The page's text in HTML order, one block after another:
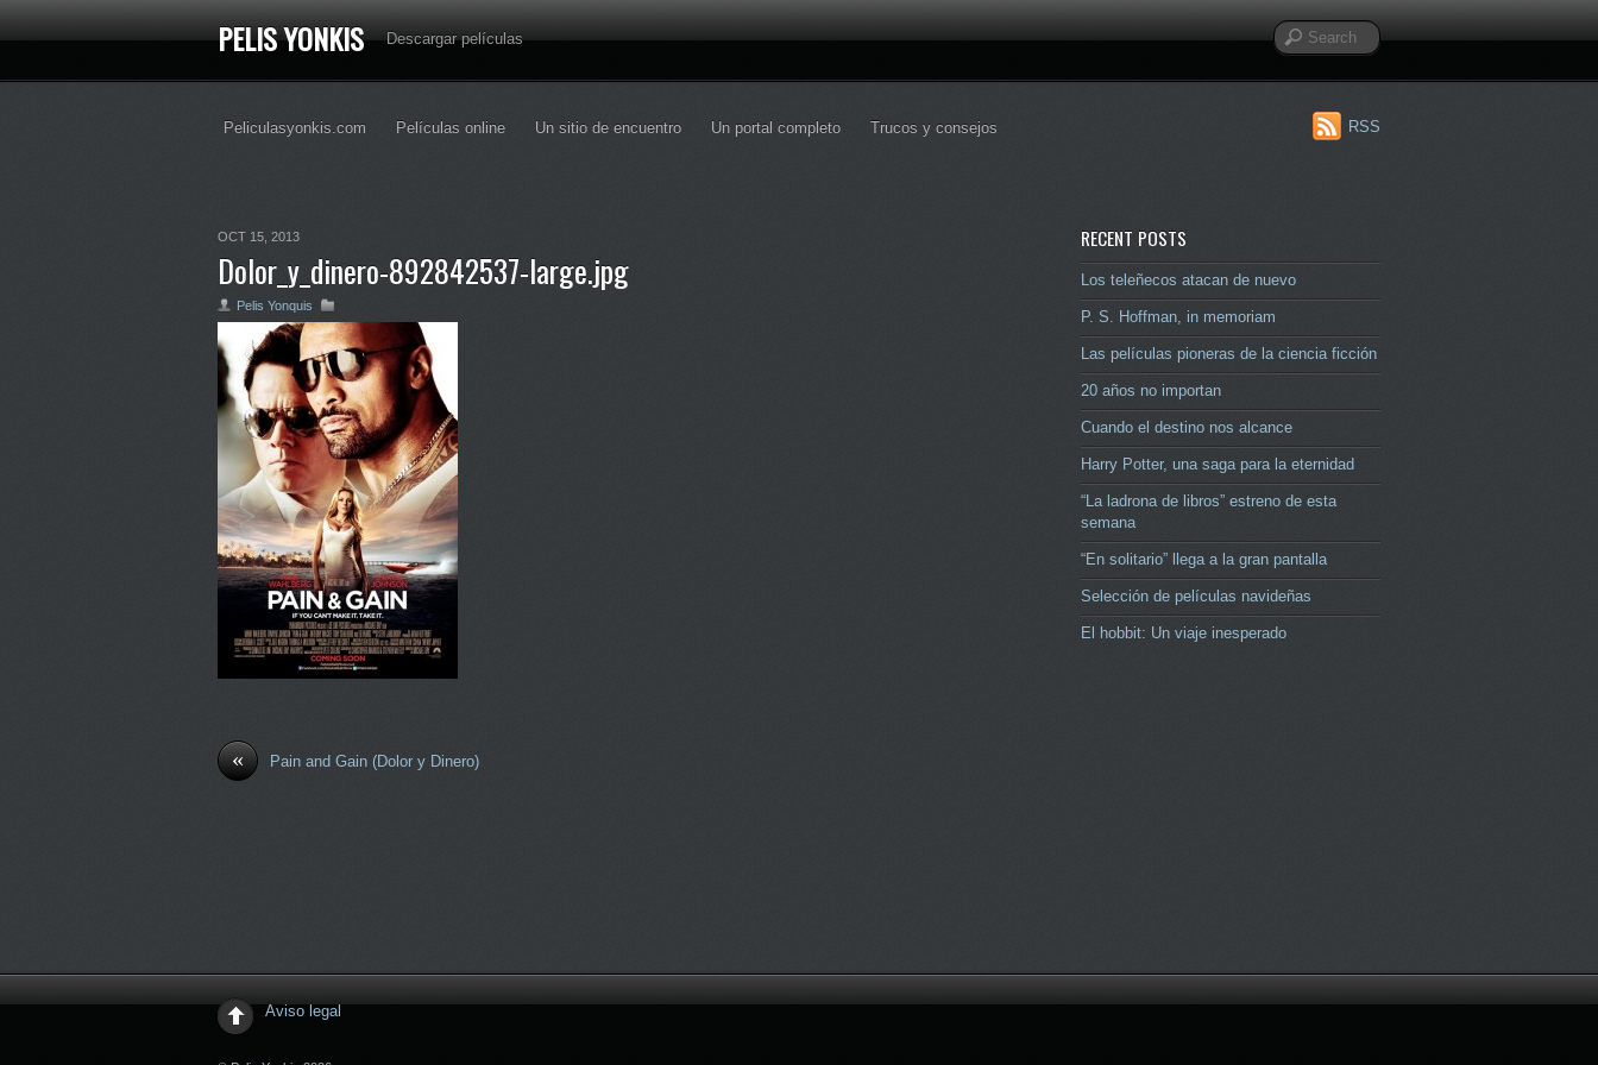
PELIS YONKIS Descargar películas
Peliculasyonkis.com Películas online Un sitio de encuentro Un portal completo Trucos y consejos RSS
OCT 15, 2013
Dolor_y_dinero-892842537-large.jpg
Pelis Yonquis
« Pain and Gain (Dolor y Dinero)
RECENT POSTS
Los teleñecos atacan de nuevo
P. S. Hoffman, in memoriam
Las películas pioneras de la ciencia ficción
20 años no importan
Cuando el destino nos alcance
Harry Potter, una saga para la eternidad
“La ladrona de libros” estreno de esta
semana
“En solitario” llega a la gran pantalla
Selección de películas navideñas
El hobbit: Un viaje inesperado
Aviso legal